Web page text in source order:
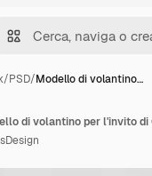
/PSD/Modello di volantino…
di volantino per l'invito di